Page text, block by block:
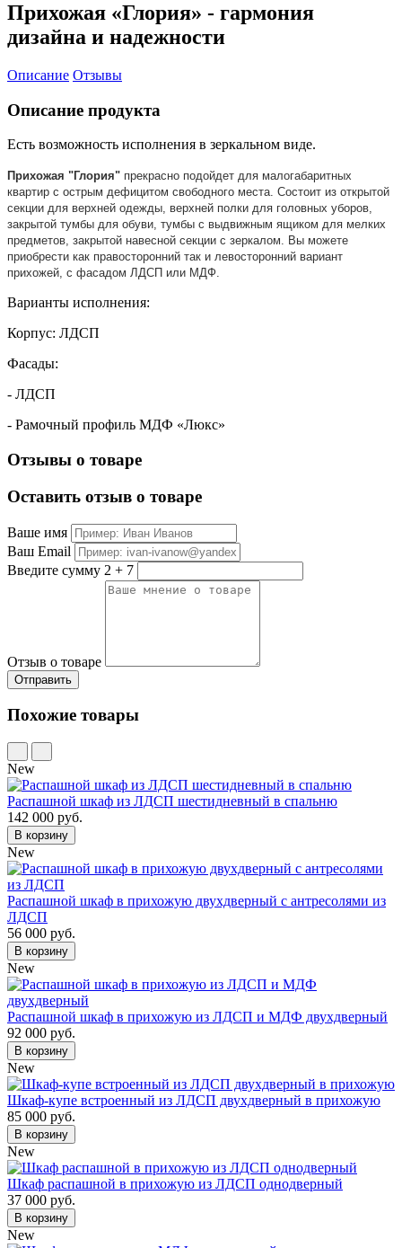
Прихожая «Глория» - гармония
дизайна и надежности
Описание Отзывы
Описание продукта
Есть возможность исполнения в зеркальном виде.
Прихожая "Глория" прекрасно подойдет для малогабаритных
квартир с острым дефицитом свободного места. Состоит из открытой
секции для верхней одежды, верхней полки для головных уборов,
закрытой тумбы для обуви, тумбы с выдвижным ящиком для мелких
предметов, закрытой навесной секции с зеркалом. Вы можете
приобрести как правосторонний так и левосторонний вариант
прихожей, с фасадом ЛДСП или МДФ.
Варианты исполнения:
Корпус: ЛДСП
Фасады:
- ЛДСП
- Рамочный профиль МДФ «Люкс»
Отзывы о товаре
Оставить отзыв о товаре
Ваше имя
Ваш Email
Введите сумму 2 + 7
Отзыв о товаре
Похожие товары
New
Распашной шкаф из ЛДСП шестидневный в спальню
142 000 руб.
В корзину
New
Распашной шкаф в прихожую двухдверный с антресолями из
ЛДСП
56 000 руб.
В корзину
New
Распашной шкаф в прихожую из ЛДСП и МДФ двухдверный
92 000 руб.
В корзину
New
Шкаф-купе встроенный из ЛДСП двухдверный в прихожую
85 000 руб.
В корзину
New
Шкаф распашной в прихожую из ЛДСП однодверный
37 000 руб.
В корзину
New